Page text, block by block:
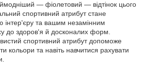
— фіолетовий — відтінок цього
спортивний атрибут стане
інтер'єру та вашим незамінним
до здоров'я й досконалих форм.
спортивний атрибут допоможе
кольори та навіть навчитися рахувати